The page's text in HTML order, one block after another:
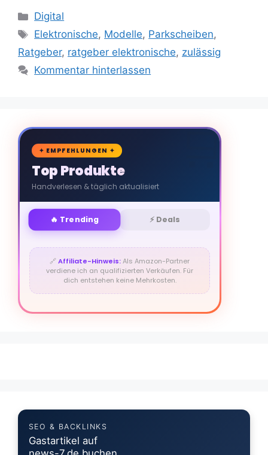
Kategorien
Digital
Schlagwörter
Elektronische, Modelle, Parkscheiben,
Ratgeber, ratgeber elektronische, zulässig
Kommentar hinterlassen
🛒
✦ EMPFEHLUNGEN ✦
Top Produkte
Handverlesen & täglich aktualisiert
🔥 Trending ⚡ Deals
🔗Affiliate-Hinweis:Als Amazon-Partner
verdiene ich an qualifizierten Verkäufen. Für
dich entstehen keine Mehrkosten.
SEO & BACKLINKS
Gastartikel auf